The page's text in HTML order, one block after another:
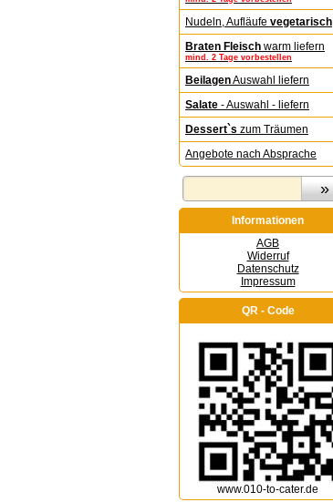
Nudeln, Aufläufe vegetarisch
Braten Fleisch warm liefern
mind. 2 Tage vorbestellen
BeilagenAuswahl liefern
Salate - Auswahl - liefern
Dessert`s zum Träumen
Angebote nach Absprache
Informationen
AGB
Widerruf
Datenschutz
Impressum
QR - Code
www.010-to-cater.de